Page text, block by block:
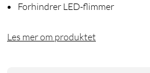
Forhindrer LED-flimmer
Les mer om produktet